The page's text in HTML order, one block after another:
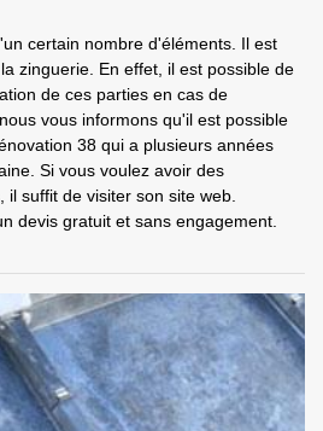
certain nombre d'éléments. Il est
zinguerie. En effet, il est possible de
de ces parties en cas de
vous informons qu'il est possible
38 qui a plusieurs années
Si vous voulez avoir des
suffit de visiter son site web.
devis gratuit et sans engagement.